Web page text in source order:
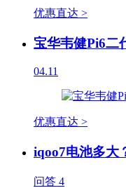
优惠直达 >
宝华韦健Pi6二
04.11
优惠直达 >
iqoo7电池多大
问答 4